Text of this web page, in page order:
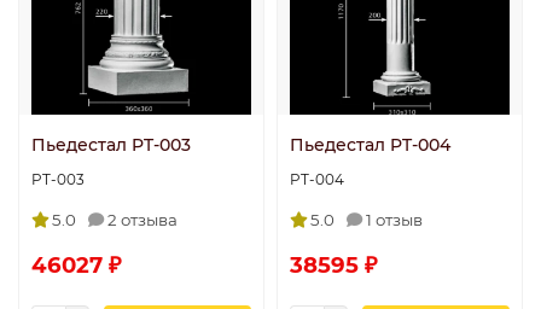
Пьедестал PT-003
PT-003
5.0 2 отзыва
46027 ₽
Пьедестал PT-004
PT-004
5.0 1 отзыв
38595 ₽